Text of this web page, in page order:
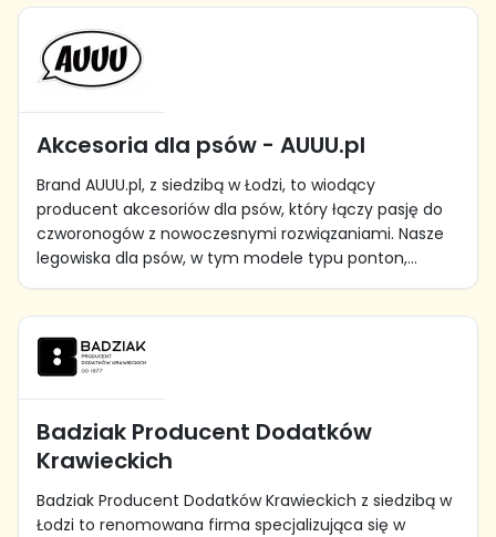
Akcesoria dla psów - AUUU.pl
Brand AUUU.pl, z siedzibą w Łodzi, to wiodący
producent akcesoriów dla psów, który łączy pasję do
czworonogów z nowoczesnymi rozwiązaniami. Nasze
legowiska dla psów, w tym modele typu ponton,...
Badziak Producent Dodatków
Krawieckich
Badziak Producent Dodatków Krawieckich z siedzibą w
Łodzi to renomowana firma specjalizująca się w